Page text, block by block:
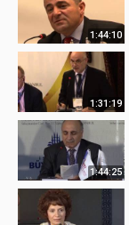
1:44:10
1:31:19
1:44:25